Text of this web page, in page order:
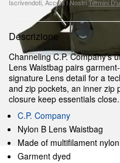
Iscrivendoti, Accetti I NostriTermini
Descrizione
Channeling C.P. Company’s
Lens Waistbag pairs
signature Lens detail for a
and zip pockets, an inner zip
closure keep essentials close.
C.P. Company
Nylon B Lens Waistbag
Made of multifilament
Garment dyed